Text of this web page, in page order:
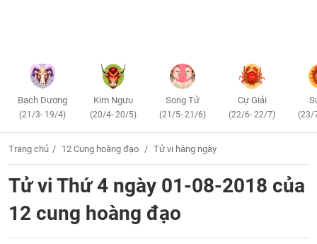
Bạch Dương
(21/3- 19/4)
Kim Ngưu
(20/4- 20/5)
Song Tử
(21/5- 21/6)
Cự Giải
(22/6- 22/7) (23/
Trang chủ 12 Cung hoàng đạo Tử vi hàng ngày
Tử vi Thứ 4 ngày 01-08-2018 của
12 cung hoàng đạo